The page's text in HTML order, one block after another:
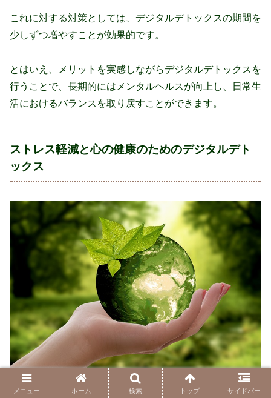
これに対する対策としては、デジタルデトックスの期間を
少しずつ増やすことが効果的です。
とはいえ、メリットを実感しながらデジタルデトックスを
行うことで、長期的にはメンタルヘルスが向上し、日常生
活におけるバランスを取り戻すことができます。
ストレス軽減と心の健康のためのデジタルデト
ックス
現代社会では、デジタル機器が生活の一部となり、私たち
メニュー ホーム 検索 トップ サイドバー